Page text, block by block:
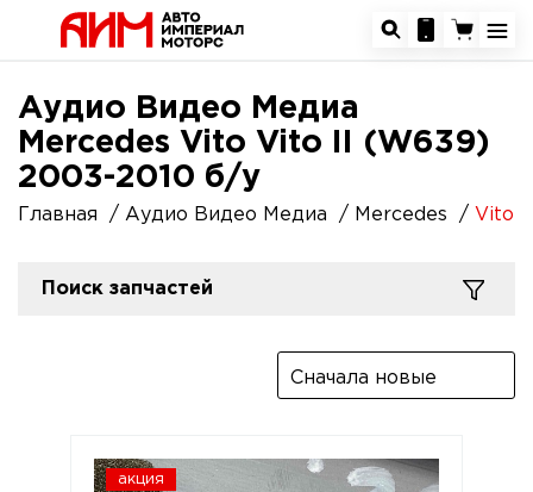
Аудио Видео Медиа
Mercedes Vito Vito II (W639)
2003-2010 б/у
Главная Аудио Видео Медиа Mercedes Vito
Поиск запчастей
Сначала новые
акция